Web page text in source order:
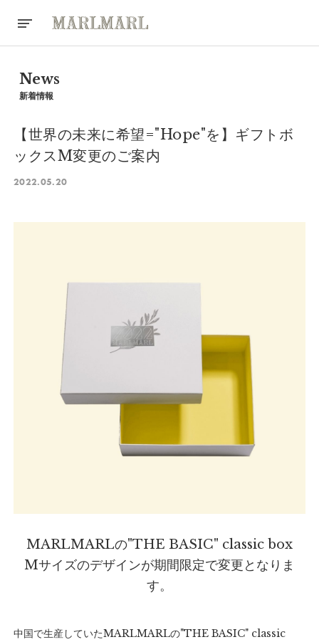
News
新着情報
【世界の未来に希望="Hope"を】ギフトボ
ックスM変更のご案内
2022.05.20
MARLMARLの"THE BASIC" classic box
Mサイズのデザインが期間限定で変更となりま
す。
中国で生産していたMARLMARLの"THE BASIC" classic